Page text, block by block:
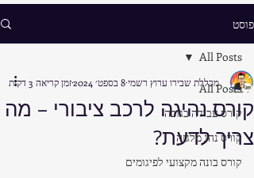
פוסט
All Posts
קורס עבודה בגובה
קורס נהג מלגזה
קורס בונה מקצועי לפיגומים
All Posts
קורס נהיגה לרכב ציבורי – מה
צריך לדעת?
מכללת שבירו ערוץ רשמי8 בספט׳ 2024 זמן קריאה 3 דקות